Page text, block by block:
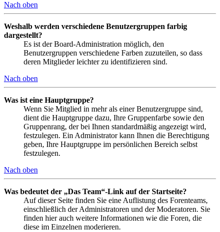
Nach oben
Weshalb werden verschiedene Benutzergruppen farbig
dargestellt?
Es ist der Board-Administration möglich, den
Benutzergruppen verschiedene Farben zuzuteilen, so dass
deren Mitglieder leichter zu identifizieren sind.
Nach oben
Was ist eine Hauptgruppe?
Wenn Sie Mitglied in mehr als einer Benutzergruppe sind,
dient die Hauptgruppe dazu, Ihre Gruppenfarbe sowie den
Gruppenrang, der bei Ihnen standardmäßig angezeigt wird,
festzulegen. Ein Administrator kann Ihnen die Berechtigung
geben, Ihre Hauptgruppe im persönlichen Bereich selbst
festzulegen.
Nach oben
Was bedeutet der „Das Team“-Link auf der Startseite?
Auf dieser Seite finden Sie eine Auflistung des Forenteams,
einschließlich der Administratoren und der Moderatoren. Sie
finden hier auch weitere Informationen wie die Foren, die
diese im Einzelnen moderieren.